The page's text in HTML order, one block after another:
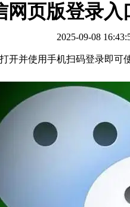
网页版登录
2025-09-08
开并使用手机扫码登录即